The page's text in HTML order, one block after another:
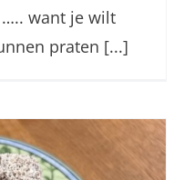
want je wilt
praten [...]